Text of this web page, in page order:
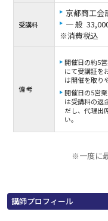
受講料
京都商工会
一 般
※消費税込
備 考
開催日の約5
にて受講証を
は開催を取り
開催日の5営
は受講料の返
だし、代理出
い。
※一度に
講師プロフィール